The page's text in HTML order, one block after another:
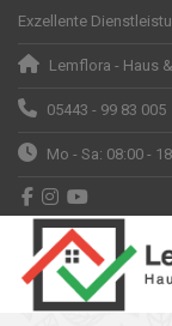
Exzellente
Lemflora - Haus
05443 - 99 83 005
Mo - Sa: 08:00 -